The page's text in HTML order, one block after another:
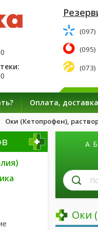
(097)
(095)
(073)
Оплата, доставка
Оки (Кетопрофен),
А Б
Оки